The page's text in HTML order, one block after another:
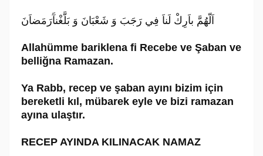
اَلّهُمَّ باَرِكْ لَناَ فِي رَجَبَ وَ شَعْبَانَ وَ بَلَّغْنآَرَمَضاَنَ
Allahümme bariklena fi Recebe ve Şaban ve
belliğna Ramazan.
Ya Rabb, recep ve şaban ayını bizim için
bereketli kıl, mübarek eyle ve bizi ramazan
ayına ulaştır.
RECEP AYINDA KILINACAK NAMAZ